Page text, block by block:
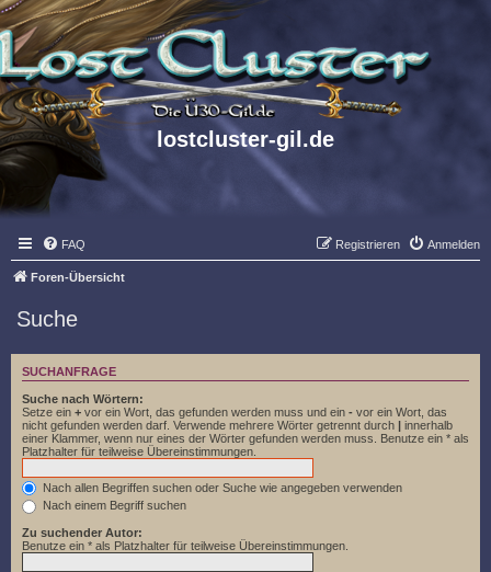
lostcluster-gil.de
FAQ Anmelden
Registrieren
Foren-Übersicht
Suche
SUCHANFRAGE
Suche nach Wörtern:
Setze ein + vor ein Wort, das gefunden werden muss und ein - vor ein Wort, das
nicht gefunden werden darf. Verwende mehrere Wörter getrennt durch | innerhalb
einer Klammer, wenn nur eines der Wörter gefunden werden muss. Benutze ein * als
Platzhalter für teilweise Übereinstimmungen.
Nach allen Begriffen suchen oder Suche wie angegeben verwenden
Nach einem Begriff suchen
Zu suchender Autor:
Benutze ein * als Platzhalter für teilweise Übereinstimmungen.